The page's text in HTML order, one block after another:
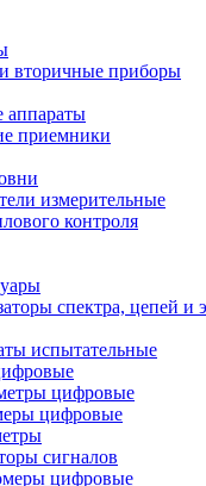
вторичные приборы
аппараты
приемники
измерительные
контроля
спектра, цепей и
испытательные
цифровые
цифровые
сигналов
цифровые